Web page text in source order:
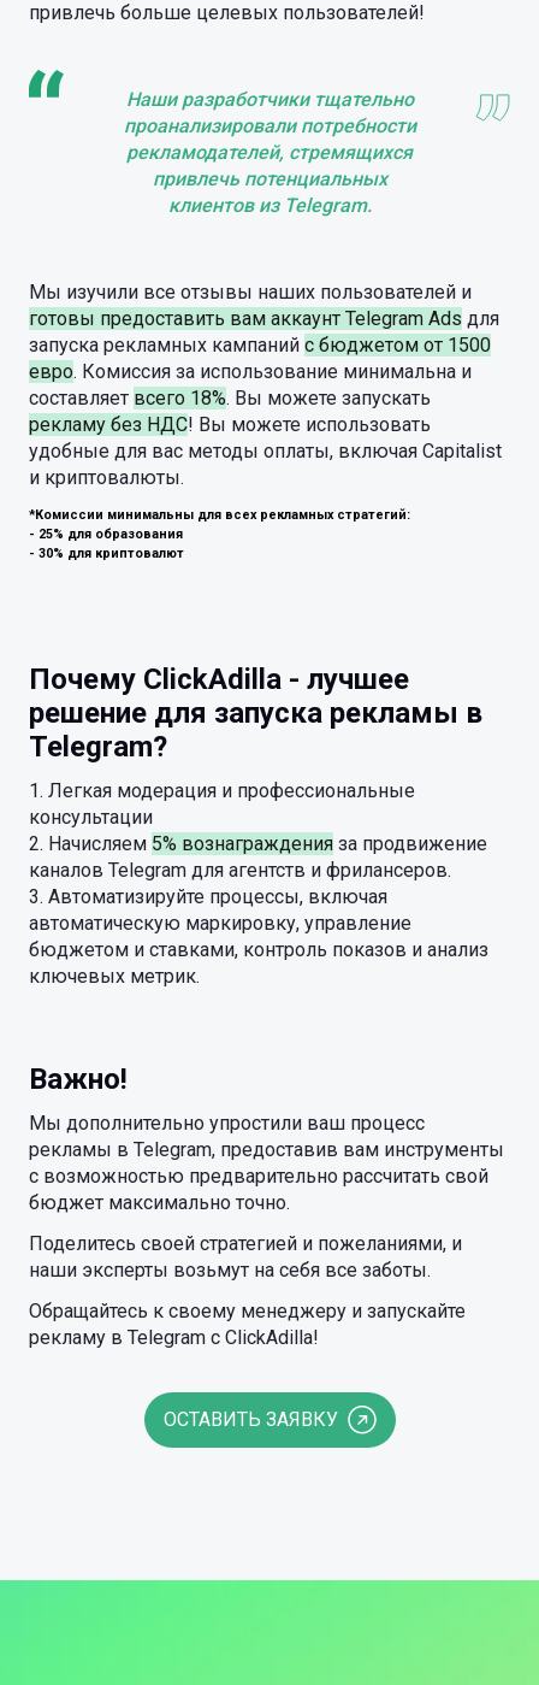
привлечь больше целевых пользователей!
Наши разработчики тщательно
проанализировали потребности
рекламодателей, стремящихся
привлечь потенциальных
клиентов из Telegram.
Мы изучили все отзывы наших пользователей и
готовы предоставить вам аккаунт Telegram Ads для
запуска рекламных кампаний с бюджетом от 1500
евро. Комиссия за использование минимальна и
составляет всего 18%. Вы можете запускать
рекламу без НДС! Вы можете использовать
удобные для вас методы оплаты, включая Capitalist
и криптовалюты.
*Комиссии минимальны для всех рекламных стратегий:
- 25% для образования
- 30% для криптовалют
Почему ClickAdilla - лучшее
решение для запуска рекламы в
Telegram?
1. Легкая модерация и профессиональные
консультации
2. Начисляем 5% вознаграждения за продвижение
каналов Telegram для агентств и фрилансеров.
3. Автоматизируйте процессы, включая
автоматическую маркировку, управление
бюджетом и ставками, контроль показов и анализ
ключевых метрик.
Важно!
Мы дополнительно упростили ваш процесс
рекламы в Telegram, предоставив вам инструменты
с возможностью предварительно рассчитать свой
бюджет максимально точно.
Поделитесь своей стратегией и пожеланиями, и
наши эксперты возьмут на себя все заботы.
Обращайтесь к своему менеджеру и запускайте
рекламу в Telegram с ClickAdilla!
ОСТАВИТЬ ЗАЯВКУ